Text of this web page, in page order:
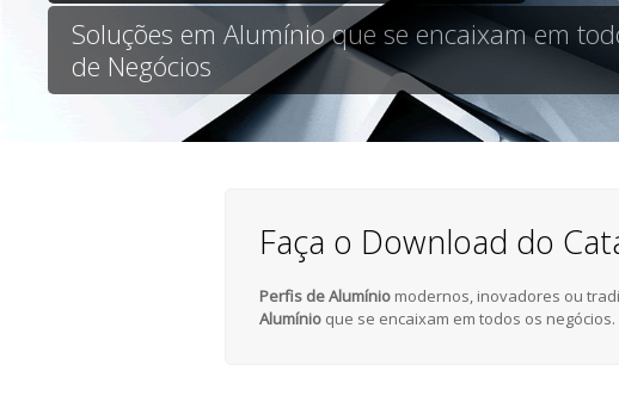
Soluções em Alumínio que se encaixam em
de Negócios
Faça o Download do
Perfis de Alumínio modernos, inovadores ou
Alumínio que se encaixam em todos os negócios.